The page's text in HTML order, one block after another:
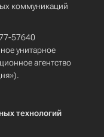
коммуникаций
57640
унитарное
агентство
технологий